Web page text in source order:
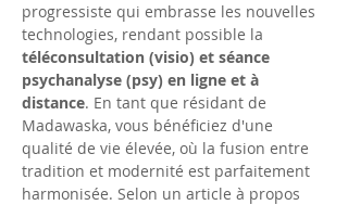
progressiste qui embrasse les nouvelles
technologies, rendant possible la
téléconsultation (visio) et séance
psychanalyse (psy) en ligne et à
distance. En tant que résidant de
Madawaska, vous bénéficiez d'une
qualité de vie élevée, où la fusion entre
tradition et modernité est parfaitement
harmonisée. Selon un article à propos